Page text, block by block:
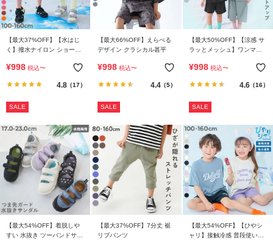
探
す
キ
ン
グ
か
探
す
新
作
か
ら
【最大37%OFF】【水はじ
く】撥水ナイロン ショート
¥998 税込〜
4.8（17）
SALE
【最大66%OFF】えらべる
デザイン クラシカル甚平
¥998 税込〜
4.4（5）
SALE
【最大50%OFF】【涼感 サ
ラッとメッシュ】ワンマイ
るパジャマ
¥998 税込〜
4.6（16）
SALE
【最大54%OFF】着脱しや
すい 水抜き ツーバンドサン
【最大37%OFF】7分丈 裾
リブパンツ
【最大54%OFF】【ひやシ
ャリ】接触冷感 普段使いも